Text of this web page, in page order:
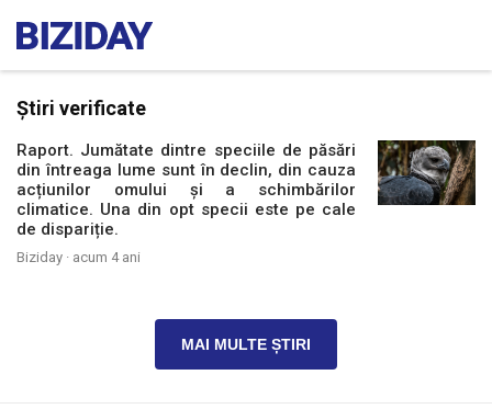
Știri verificate
Raport. Jumătate dintre speciile de păsări
din întreaga lume sunt în declin, din cauza
acțiunilor omului și a schimbărilor
climatice. Una din opt specii este pe cale
de dispariție.
Biziday · acum 4 ani
MAI MULTE ȘTIRI